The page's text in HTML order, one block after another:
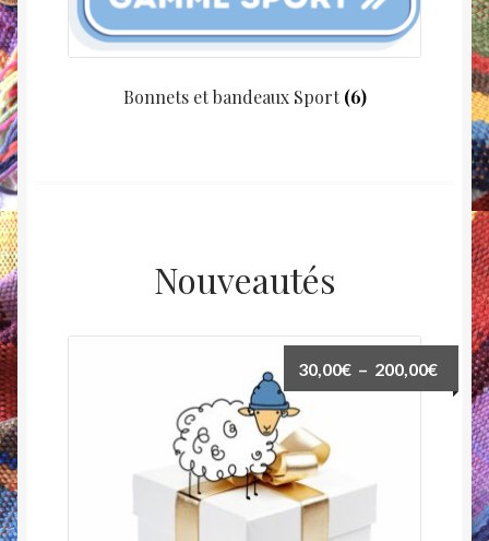
Bonnets et bandeaux Sport(6)
Nouveautés
30,00€ – 200,00€Plage
de
prix :